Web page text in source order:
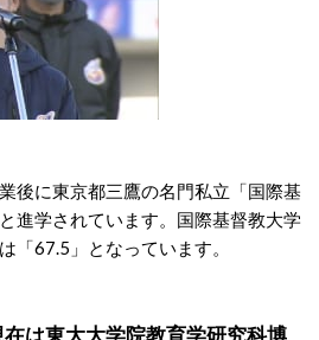
後に東京都三鷹の名門私立「国際基
進学されています。国際基督教大学
「67.5」となっています。
は東大大学院教育学研究科博